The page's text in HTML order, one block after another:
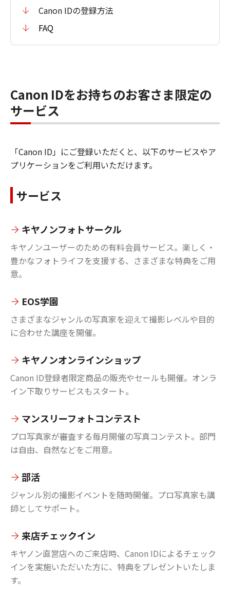
Canon IDの登録方法
FAQ
Canon IDをお持ちのお客さま限定の
サービス
「Canon ID」にご登録いただくと、以下のサービスやア
プリケーションをご利用いただけます。
サービス
キヤノンフォトサークル
キヤノンユーザーのための有料会員サービス。楽しく・
豊かなフォトライフを支援する、さまざまな特典をご用
意。
EOS学園
さまざまなジャンルの写真家を迎えて撮影レベルや目的
に合わせた講座を開催。
キヤノンオンラインショップ
Canon ID登録者限定商品の販売やセールも開催。オンラ
イン下取りサービスもスタート。
マンスリーフォトコンテスト
プロ写真家が審査する毎月開催の写真コンテスト。部門
は自由、自然などをご用意。
部活
ジャンル別の撮影イベントを随時開催。プロ写真家も講
師としてサポート。
来店チェックイン
キヤノン直営店へのご来店時、Canon IDによるチェック
インを実施いただいた方に、特典をプレゼントいたしま
す。